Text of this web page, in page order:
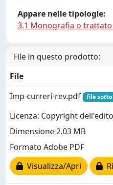
Appare nelle tipologie:
3.1 Monografia o
File in questo prodotto:
File
Imp-curreri-rev.pdf
file sotto
Licenza: Copyright
Dimensione 2.03 MB
Formato Adobe PDF
Visualizza/Apri